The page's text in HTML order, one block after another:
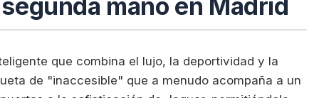
mano en Madrid
que combina el lujo, la deportividad y la
de "inaccesible" que a menudo acompaña a un